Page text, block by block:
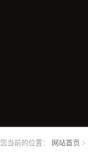
您当前的位置： 网站首页 >